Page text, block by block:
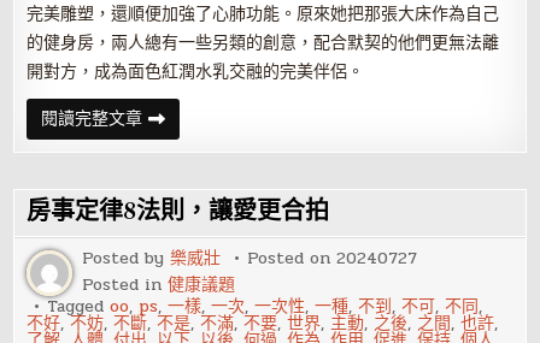
完美雕塑，還順便加強了心肺功能。原來她把那張大床作為自己
的健身房，兩人總有一些另類的創意，配合默契的他們更無法離
開對方，成為面色紅潤水乳交融的完美伴侶。
閱讀完整文章激
情
性
時
也
在
享
用
健
身
器
房事定律8法則，讓愛更合拍
Posted by樂威壯 Posted on20240727
Posted in健康議題
Taggedoo, ps,一樣,一次,一次性,一種,不到,不可,不同,
不好,不妨,不斷,不是,不滿,不要,世界,主動, 之後, 之間,也許,